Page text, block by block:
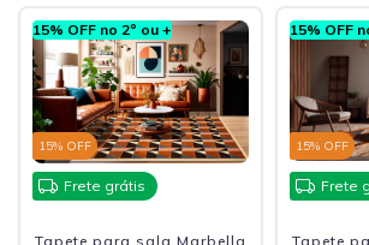
15% OFF no 2º ou +
15% OFF
Frete grátis
Tapete para sala Marbella
15% OFF
15% OFF
Frete
Tapete